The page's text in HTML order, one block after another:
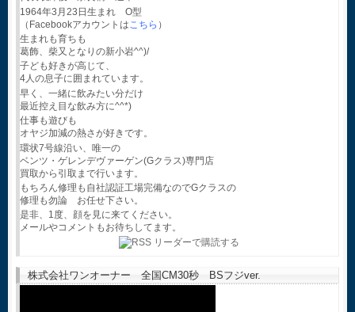
1964年3月23日生まれ O型
（Facebookアカウントは こちら ）
生まれも育ちも
葛飾、柴又となりの新小岩^^)/
子ども好きが高じて、
4人の息子に囲まれています。
早く、一緒に飲みたい分だけ
最近控え目な飲み方に^^*)
仕事も遊びも
オヤジ加減の熱さが好きです。
環状7号線沿い、唯一の
ベンツ・ゲレンデヴァーゲン(Gクラス)専門店
買取から引取まで行います。
もちろん修理も自社認証工場完備なのでGクラスの
修理も勿論 お任せ下さい。
是非、1度、顔を見に来てください。
メールやコメントもお待ちしてます。
株式会社ワンオーナー 全国CM30秒 BSフジver.